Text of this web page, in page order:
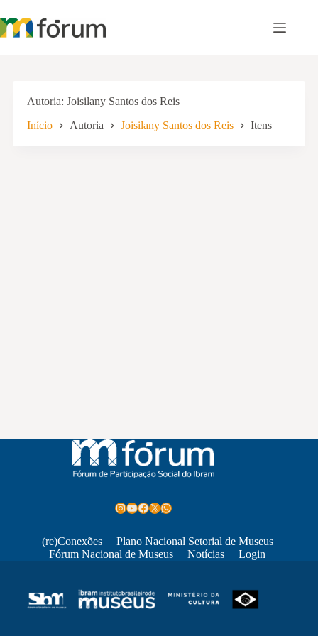
para
o
Autoria Joisilany Santos dos Reis
Início Autoria Joisilany Santos dos Reis Itens
Instagram
Youtube
Facebook
X WhatsApp
(re)Conexões
Plano Nacional Setorial de Museus
Fórum Nacional de Museus
Notícias Login